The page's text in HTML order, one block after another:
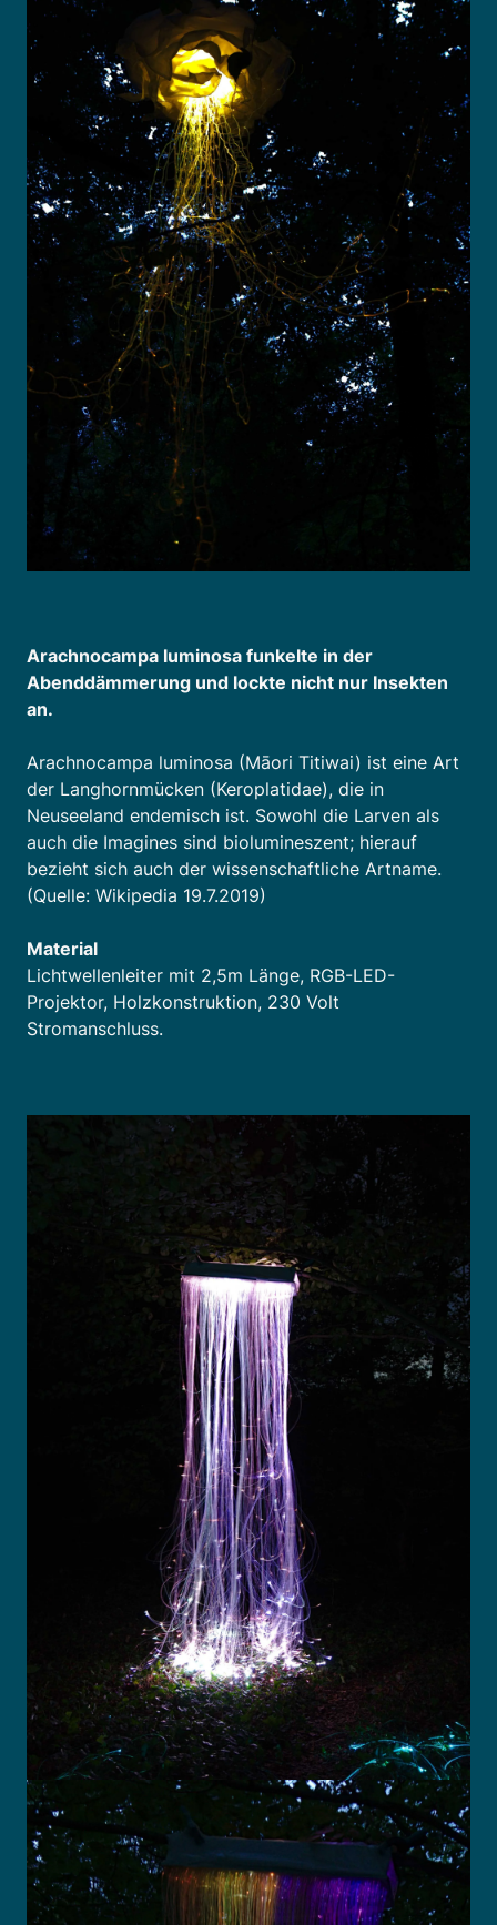
Arachnocampa luminosa funkelte in der
Abenddämmerung und lockte nicht nur Insekten
an.
Arachnocampa luminosa (Māori Titiwai) ist eine Art
der Langhornmücken (Keroplatidae), die in
Neuseeland endemisch ist. Sowohl die Larven als
auch die Imagines sind biolumineszent; hierauf
bezieht sich auch der wissenschaftliche Artname.
(Quelle: Wikipedia 19.7.2019)
Material
Lichtwellenleiter mit 2,5m Länge, RGB-LED-
Projektor, Holzkonstruktion, 230 Volt
Stromanschluss.